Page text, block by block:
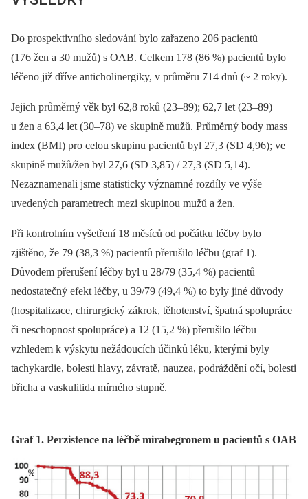
Do prospektivního sledování bylo zařazeno 206 pacientů
(176 žen a 30 mužů) s OAB. Celkem 178 (86 %) pacientů bylo
léčeno již dříve anticholinergiky, v průměru 714 dnů (~ 2 roky).
Jejich průměrný věk byl 62,8 roků (23–89); 62,7 let (23–89)
u žen a 63,4 let (30–78) ve skupině mužů. Průměrný body mass
index (BMI) pro celou skupinu pacientů byl 27,3 (SD 4,96); ve
skupině mužů/žen byl 27,6 (SD 3,85) / 27,3 (SD 5,14).
Nezaznamenali jsme statisticky významné rozdíly ve výše
uvedených parametrech mezi skupinou mužů a žen.
Při kontrolním vyšetření 18 měsíců od počátku léčby bylo
zjištěno, že 79 (38,3 %) pacientů přerušilo léčbu (graf 1).
Důvodem přerušení léčby byl u 28/79 (35,4 %) pacientů
nedostatečný efekt léčby, u 39/79 (49,4 %) to byly jiné důvody
(hospitalizace, chirurgický zákrok, těhotenství, špatná spolupráce
či neschopnost spolupráce) a 12 (15,2 %) přerušilo léčbu
vzhledem k výskytu nežádoucích účinků léku, kterými byly
tachykardie, bolesti hlavy, závratě, nauzea, podráždění očí, bolesti
břicha a vaskulitida mírného stupně.
Graf 1. Perzistence na léčbě mirabegronem u pacientů s OAB